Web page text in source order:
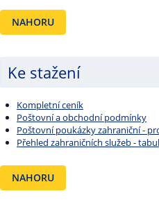
NAHORU
Ke stažení
Kompletní ceník
Poštovní a obchodní podmínky
Poštovní poukázky zahraniční -
Přehled zahraničních služeb -
NAHORU